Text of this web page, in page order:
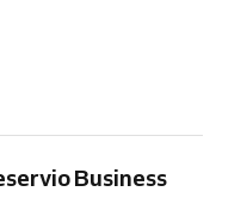
Business